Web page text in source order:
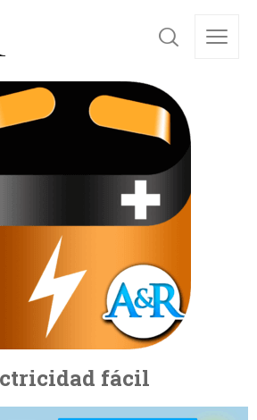
fácil